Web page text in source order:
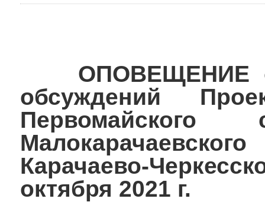
ОПОВЕЩЕНИЕ о
обсуждений
Первомайского
Карачаево-
октября 2021 г.